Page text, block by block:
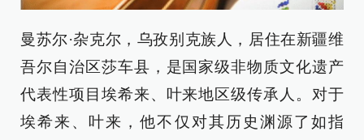
曼苏尔·杂克尔，乌孜别克族人，居住在新疆维
吾尔自治区莎车县，是国家级非物质文化遗产
代表性项目埃希来、叶来地区级传承人。对于
埃希来、叶来，他不仅对其历史渊源了如指